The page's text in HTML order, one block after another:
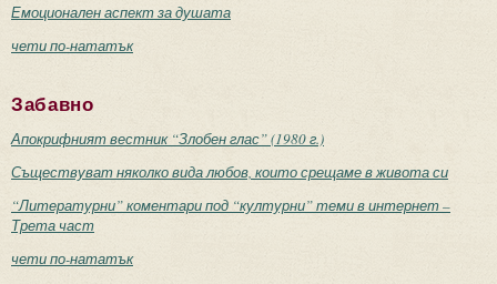
Емоционален аспект за душата
чети по-нататък
Забавно
Апокрифният вестник “Злобен глас” (1980 г.)
Съществуват няколко вида любов, които срещаме в живота си
“Литературни” коментари под “културни” теми в интернет –
Трета част
чети по-нататък